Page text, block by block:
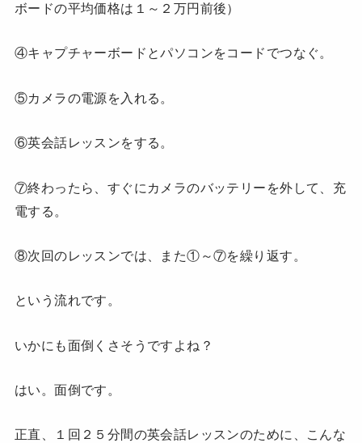
ボードの平均価格は１～２万円前後）
④キャプチャーボードとパソコンをコードでつなぐ。
⑤カメラの電源を入れる。
⑥英会話レッスンをする。
⑦終わったら、すぐにカメラのバッテリーを外して、充
電する。
⑧次回のレッスンでは、また①～⑦を繰り返す。
という流れです。
いかにも面倒くさそうですよね？
はい。面倒です。
正直、１回２５分間の英会話レッスンのために、こんな